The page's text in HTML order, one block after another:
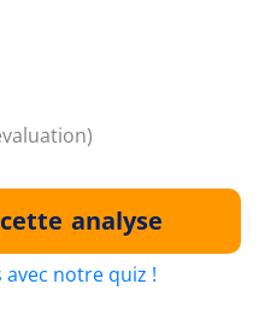
analyse
avec notre quiz !